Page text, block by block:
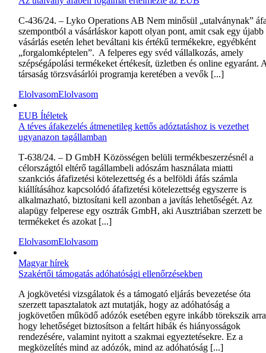
C‑436/24. – Lyko Operations AB Nem minősül „utalványnak”
szempontból a vásárláskor kapott olyan pont, amit csak egy újabb
vásárlás esetén lehet beváltani kis értékű termékekre, egyébként
„forgalomképtelen”. A felperes egy svéd vállalkozás, amely
szépségápolási termékeket értékesít, üzletben és online egyaránt.
társaság törzsvásárlói programja keretében a vevők [...]
ElolvasomElolvasom
EUB Ítéletek
A téves áfakezelés átmenetileg kettős adóztatáshoz is vezethet
ugyanazon tagállamban
T‑638/24. – D GmbH Közösségen belüli termékbeszerzésnél a
célországtól eltérő tagállambeli adószám használata miatti
szankciós áfafizetési kötelezettség és a belföldi áfás számla
kiállításához kapcsolódó áfafizetési kötelezettség egyszerre is
alkalmazható, biztosítani kell azonban a javítás lehetőségét. Az
alapügy felperese egy osztrák GmbH, aki Ausztriában szerzett be
termékeket és azokat [...]
ElolvasomElolvasom
Magyar hírek
Szakértői támogatás adóhatósági ellenőrzésekben
A jogkövetési vizsgálatok és a támogató eljárás bevezetése óta
szerzett tapasztalatok azt mutatják, hogy az adóhatóság a
jogkövetően működő adózók esetében egyre inkább törekszik
hogy lehetőséget biztosítson a feltárt hibák és hiányosságok
rendezésére, valamint nyitott a szakmai egyeztetésekre. Ez a
megközelítés mind az adózók, mind az adóhatóság [...]